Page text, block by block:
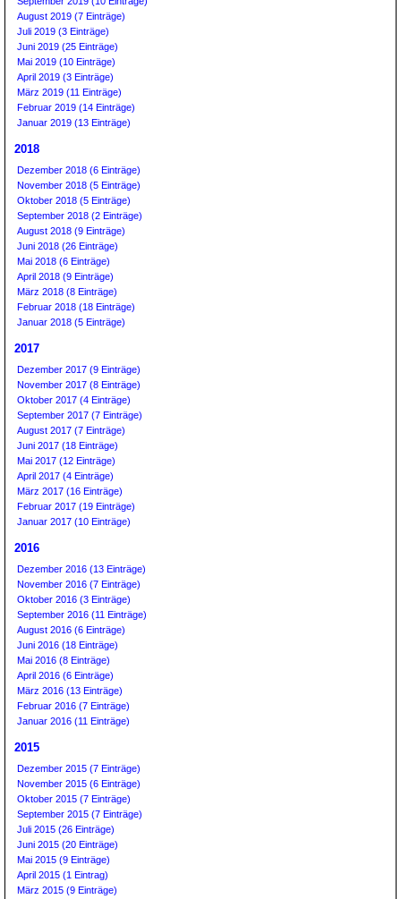
August 2019 (7 Einträge)
Juli 2019 (3 Einträge)
Juni 2019 (25 Einträge)
Mai 2019 (10 Einträge)
April 2019 (3 Einträge)
März 2019 (11 Einträge)
Februar 2019 (14 Einträge)
Januar 2019 (13 Einträge)
2018
Dezember 2018 (6 Einträge)
November 2018 (5 Einträge)
Oktober 2018 (5 Einträge)
September 2018 (2 Einträge)
August 2018 (9 Einträge)
Juni 2018 (26 Einträge)
Mai 2018 (6 Einträge)
April 2018 (9 Einträge)
März 2018 (8 Einträge)
Februar 2018 (18 Einträge)
Januar 2018 (5 Einträge)
2017
Dezember 2017 (9 Einträge)
November 2017 (8 Einträge)
Oktober 2017 (4 Einträge)
September 2017 (7 Einträge)
August 2017 (7 Einträge)
Juni 2017 (18 Einträge)
Mai 2017 (12 Einträge)
April 2017 (4 Einträge)
März 2017 (16 Einträge)
Februar 2017 (19 Einträge)
Januar 2017 (10 Einträge)
2016
Dezember 2016 (13 Einträge)
November 2016 (7 Einträge)
Oktober 2016 (3 Einträge)
September 2016 (11 Einträge)
August 2016 (6 Einträge)
Juni 2016 (18 Einträge)
Mai 2016 (8 Einträge)
April 2016 (6 Einträge)
März 2016 (13 Einträge)
Februar 2016 (7 Einträge)
Januar 2016 (11 Einträge)
2015
Dezember 2015 (7 Einträge)
November 2015 (6 Einträge)
Oktober 2015 (7 Einträge)
September 2015 (7 Einträge)
Juli 2015 (26 Einträge)
Juni 2015 (20 Einträge)
Mai 2015 (9 Einträge)
April 2015 (1 Eintrag)
März 2015 (9 Einträge)